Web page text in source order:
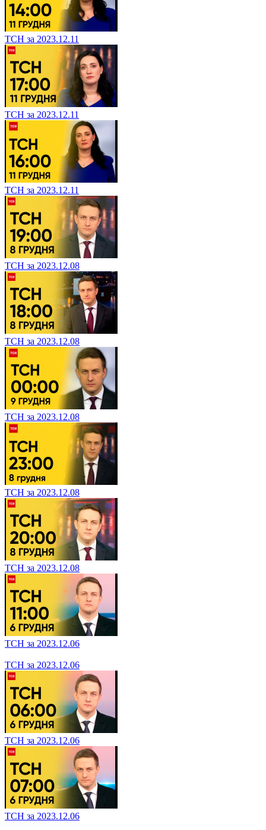
ТСН за 2023.12.11
ТСН за 2023.12.11
ТСН за 2023.12.11
ТСН за 2023.12.08
ТСН за 2023.12.08
ТСН за 2023.12.08
ТСН за 2023.12.08
ТСН за 2023.12.08
ТСН за 2023.12.06
ТСН за 2023.12.06
ТСН за 2023.12.06